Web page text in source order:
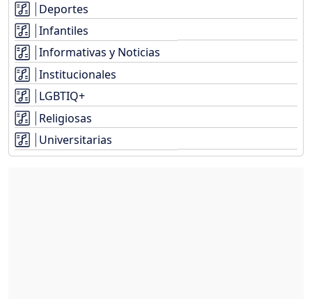
Deportes
Infantiles
Informativas y Noticias
Institucionales
LGBTIQ+
Religiosas
Universitarias